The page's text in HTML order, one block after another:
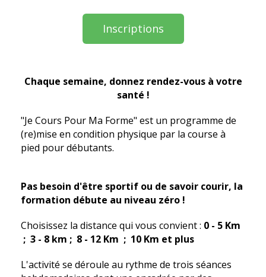
Inscriptions
Chaque semaine, donnez rendez-vous à votre
santé !
"Je Cours Pour Ma Forme" est un programme de
(re)mise en condition physique par la course à
pied pour débutants.
Pas besoin d'être sportif ou de savoir courir, la
formation débute au niveau zéro !
Choisissez la distance qui vous convient : 0 - 5 Km
; 3 - 8 km ; 8 - 12 Km ; 10 Km et plus
L'activité se déroule au rythme de trois séances